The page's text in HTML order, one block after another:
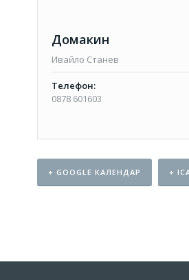
Домакин
Ивайло Станев
Телефон:
0878 601603
+ GOOGLE КАЛЕНДАР +